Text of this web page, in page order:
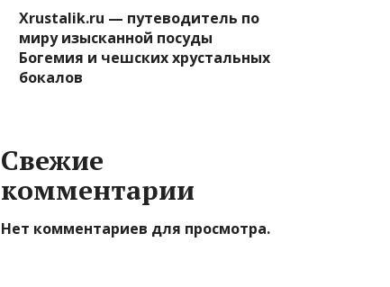
Xrustalik.ru — путеводитель по
миру изысканной посуды
Богемия и чешских хрустальных
бокалов
Свежие
комментарии
Нет комментариев для просмотра.